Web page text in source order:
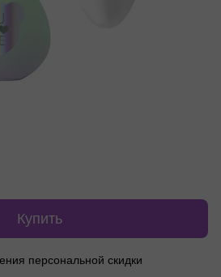
Купить
персональной скидки